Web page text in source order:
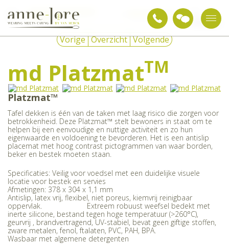
Snoezelen & sensorische
integratie
Belevingsartikelen
md
Platzmat
Vorige Overzicht Volgende
md PlatzmatTM
Platzmat™
Tafel dekken is één van de taken met laag risico die zorgen voor
betrokkenheid. Deze Platzmat™ stelt bewoners in staat om te
helpen bij een eenvoudige en nuttige activiteit en zo hun
eigenwaarde en voldoening te bevorderen. Het is een antislip
placemat met hoog contrast pictogrammen van waar borden,
beker en bestek moeten staan.
Specificaties: Veilig voor voedsel met een duidelijke visuele
locatie voor bestek en servies
Afmetingen: 378 x 304 x 1,1 mm
Antislip, latex vrij, flexibel, niet poreus, kiemvrij reinigbaar
oppervlak. Extreem robuust weefsel bedekt met
inerte silicone, bestand tegen hoge temperatuur (>260°C),
geurvrij , brandvertragend, UV-stabiel, bevat geen giftige stoffen,
zware metalen, fenol, ftalaten, PVC, PAH, BPA.
Wasbaar met algemene detergenten